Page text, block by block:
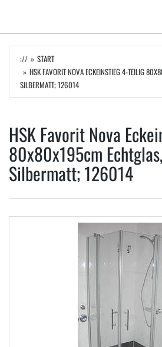
://
START
HSK FAVORIT NOVA ECKEINSTIEG 4-TEILIG
SILBERMATT; 126014
HSK Favorit Nova
80x80x195cm
Silbermatt; 126014